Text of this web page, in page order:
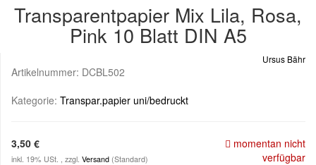
Transparentpapier Mix Lila, Rosa,
Pink 10 Blatt DIN A5
Ursus Bähr
Artikelnummer: DCBL502
Kategorie: Transpar.papier uni/bedruckt
3,50 €
inkl. 19% USt. , zzgl. Versand (Standard)
momentan nicht
verfügbar